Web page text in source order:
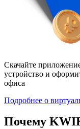
Скачайте
устройство и
офиса
Подробнее о
Почему